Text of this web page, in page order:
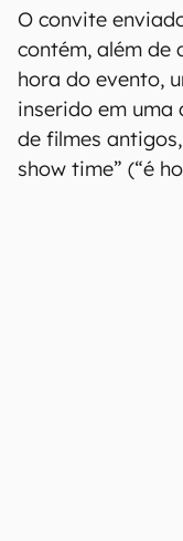
O convite
contém, além de
hora do evento,
inserido em uma
de filmes
show time” (“é